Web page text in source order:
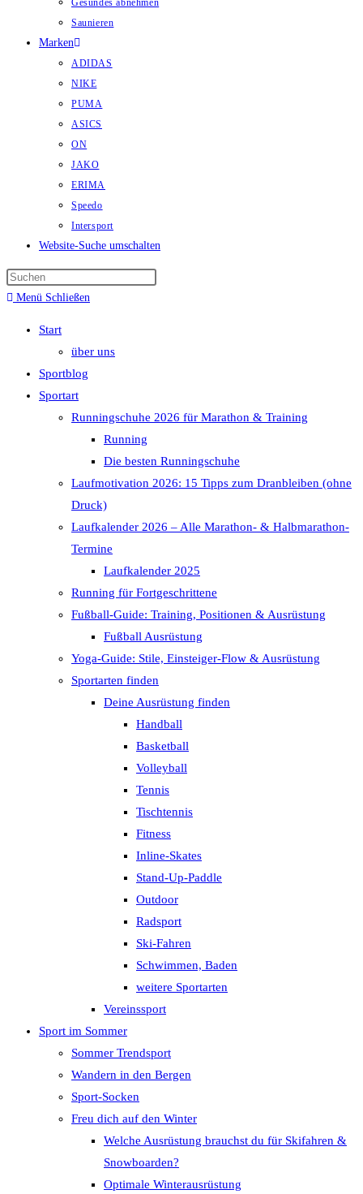
Gesundes abnehmen
Saunieren
Marken
ADIDAS
NIKE
PUMA
ASICS
ON
JAKO
ERIMA
Speedo
Intersport
Website-Suche umschalten
Menü Schließen
Start
über uns
Sportblog
Sportart
Runningschuhe 2026 für Marathon & Training
Running
Die besten Runningschuhe
Laufmotivation 2026: 15 Tipps zum Dranbleiben (ohne
Druck)
Laufkalender 2026 – Alle Marathon- & Halbmarathon-
Termine
Laufkalender 2025
Running für Fortgeschrittene
Fußball-Guide: Training, Positionen & Ausrüstung
Fußball Ausrüstung
Yoga-Guide: Stile, Einsteiger-Flow & Ausrüstung
Sportarten finden
Deine Ausrüstung finden
Handball
Basketball
Volleyball
Tennis
Tischtennis
Fitness
Inline-Skates
Stand-Up-Paddle
Outdoor
Radsport
Ski-Fahren
Schwimmen, Baden
weitere Sportarten
Vereinssport
Sport im Sommer
Sommer Trendsport
Wandern in den Bergen
Sport-Socken
Freu dich auf den Winter
Welche Ausrüstung brauchst du für Skifahren &
Snowboarden?
Optimale Winterausrüstung